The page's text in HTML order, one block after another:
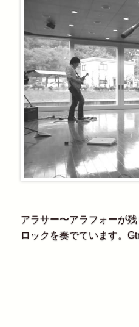
アラサー〜アラフォーが
ロックを奏でています。